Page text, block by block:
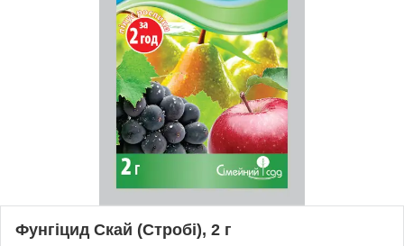
Фунгіцид Скай (Стробі), 2 г